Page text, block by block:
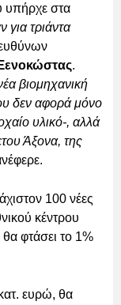
υπήρχε στα
για τριάντα
.
βιομηχανική
δεν αφορά μόνο
υλικό-, αλλά
Άξονα, της
100 νέες
κέντρου
φτάσει το 1%
ευρώ, θα